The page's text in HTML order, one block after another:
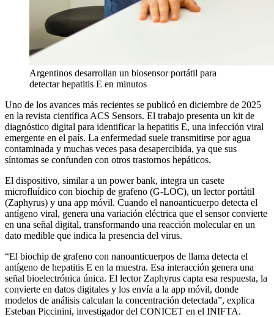
Argentinos desarrollan un biosensor portátil para
detectar hepatitis E en minutos
Uno de los avances más recientes se publicó en diciembre de 2025
en la revista científica ACS Sensors. El trabajo presenta un kit de
diagnóstico digital para identificar la hepatitis E, una infección viral
emergente en el país. La enfermedad suele transmitirse por agua
contaminada y muchas veces pasa desapercibida, ya que sus
síntomas se confunden con otros trastornos hepáticos.
El dispositivo, similar a un power bank, integra un casete
microfluídico con biochip de grafeno (G-LOC), un lector portátil
(Zaphyrus) y una app móvil. Cuando el nanoanticuerpo detecta el
antígeno viral, genera una variación eléctrica que el sensor convierte
en una señal digital, transformando una reacción molecular en un
dato medible que indica la presencia del virus.
“El biochip de grafeno con nanoanticuerpos de llama detecta el
antígeno de hepatitis E en la muestra. Esa interacción genera una
señal bioelectrónica única. El lector Zaphyrus capta esa respuesta, la
convierte en datos digitales y los envía a la app móvil, donde
modelos de análisis calculan la concentración detectada”, explica
Esteban Piccinini, investigador del CONICET en el INIFTA.